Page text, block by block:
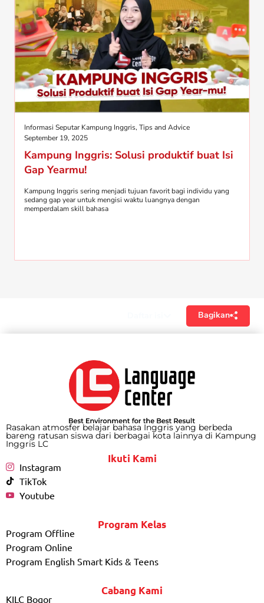
Informasi Seputar Kampung Inggris, Tips and Advice
September 19, 2025
Kampung Inggris: Solusi produktif buat Isi
Gap Yearmu!
Kampung Inggris sering menjadi tujuan favorit bagi individu yang
sedang gap year untuk mengisi waktu luangnya dengan
memperdalam skill bahasa
Bagikan
Rasakan atmosfer belajar bahasa Inggris yang berbeda
bareng ratusan siswa dari berbagai kota lainnya di Kampung
Inggris LC
Ikuti Kami
Instagram
TikTok
Youtube
Program Kelas
Program Offline
Program Online
Program English Smart Kids & Teens
Cabang Kami
KILC Bogor